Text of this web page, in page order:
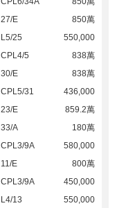
27/E
850萬
L5/25
550,000
CPL4/5
838萬
30/E
838萬
CPL5/31
436,000
23/E
859.2萬
33/A
180萬
CPL3/9A
580,000
11/E
800萬
CPL3/9A
450,000
L4/13
550,000